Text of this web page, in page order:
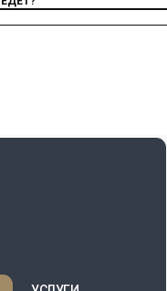
УСЛУГИ